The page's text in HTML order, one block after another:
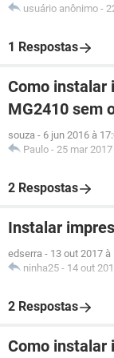
usuário anônimo -
1 Respostas
Como instalar
MG2410 sem
souza - 6 jun 2016 à
Paulo - 25 mar
2 Respostas
Instalar
edserra - 13 out 2017 à
ninha25 - 14 out
2 Respostas
Como instalar